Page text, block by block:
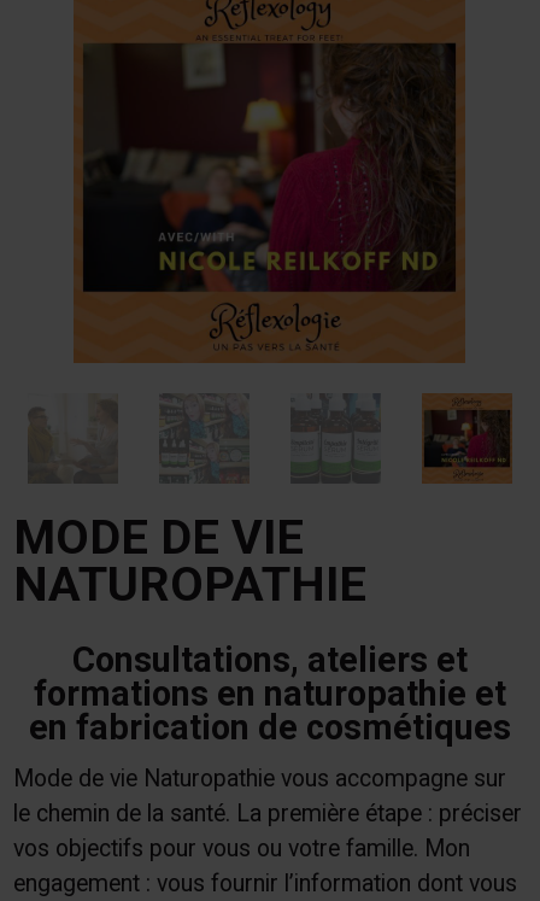
MODE DE VIE
NATUROPATHIE
Consultations, ateliers et
formations en naturopathie et
en fabrication de cosmétiques
Mode de vie Naturopathie vous accompagne sur
le chemin de la santé. La première étape : préciser
vos objectifs pour vous ou votre famille. Mon
engagement : vous fournir l’information dont vous